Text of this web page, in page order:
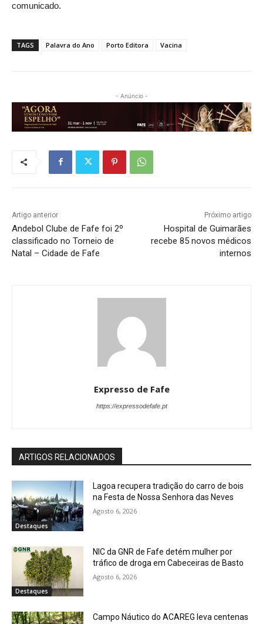
comunicado.
TAGS Palavra do Ano Porto Editora Vacina
- Anúncio -
Artigo anterior
Andebol Clube de Fafe foi 2º
classificado no Torneio de
Natal – Cidade de Fafe
Próximo artigo
Hospital de Guimarães
recebe 85 novos médicos
internos
Expresso de Fafe
https://expressodefafe.pt
ARTIGOS RELACIONADOS
Destaques
Lagoa recupera tradição do carro de bois
na Festa de Nossa Senhora das Neves
Agosto 6, 2026
Destaques
NIC da GNR de Fafe detém mulher por
tráfico de droga em Cabeceiras de Basto
Agosto 6, 2026
Campo Náutico do ACAREG leva centenas